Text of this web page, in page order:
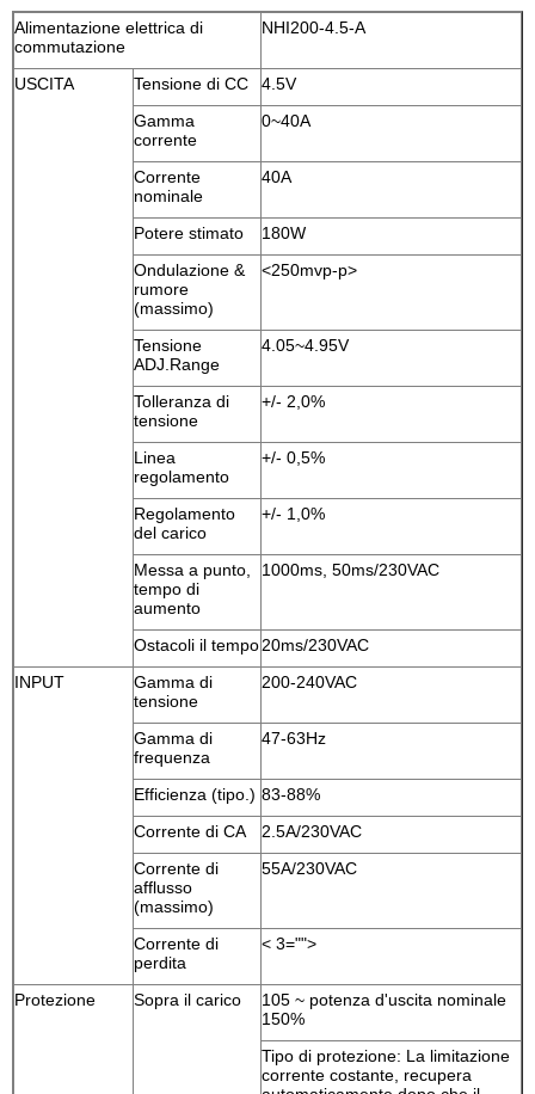
Alimentazione elettrica di
commutazione
NHI200-4.5-A
USCITA Tensione di CC
4.5V
Gamma
corrente
0~40A
Corrente
nominale
40A
Potere stimato
180W
Ondulazione &
rumore
(massimo)
<250mvp-p>
Tensione
ADJ.Range
4.05~4.95V
Tolleranza di
tensione
+/- 2,0%
Linea
regolamento
+/- 0,5%
Regolamento
del carico
+/- 1,0%
Messa a punto,
tempo di
aumento
1000ms, 50ms/230VAC
Ostacoli il tempo20ms/230VAC
INPUT
Gamma di
tensione
200-240VAC
Gamma di
frequenza
47-63Hz
Efficienza (tipo.) 83-88%
Corrente di CA
2.5A/230VAC
Corrente di
afflusso
(massimo)
55A/230VAC
Corrente di
perdita
< 3="">
Protezione Sopra il carico
105 ~ potenza d'uscita nominale
150%
Tipo di protezione: La limitazione
corrente costante, recupera